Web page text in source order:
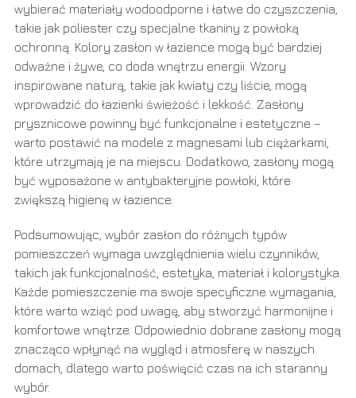
wybierać materiały wodoodporne i łatwe do czyszczenia,
takie jak poliester czy specjalne tkaniny z powłoką
ochronną. Kolory zasłon w łazience mogą być bardziej
odważne i żywe, co doda wnętrzu energii. Wzory
inspirowane naturą, takie jak kwiaty czy liście, mogą
wprowadzić do łazienki świeżość i lekkość. Zasłony
prysznicowe powinny być funkcjonalne i estetyczne –
warto postawić na modele z magnesami lub ciężarkami,
które utrzymają je na miejscu. Dodatkowo, zasłony mogą
być wyposażone w antybakteryjne powłoki, które
zwiększą higienę w łazience.
Podsumowując, wybór zasłon do różnych typów
pomieszczeń wymaga uwzględnienia wielu czynników,
takich jak funkcjonalność, estetyka, materiał i kolorystyka.
Każde pomieszczenie ma swoje specyficzne wymagania,
które warto wziąć pod uwagę, aby stworzyć harmonijne i
komfortowe wnętrze. Odpowiednio dobrane zasłony mogą
znacząco wpłynąć na wygląd i atmosferę w naszych
domach, dlatego warto poświęcić czas na ich staranny
wybór.